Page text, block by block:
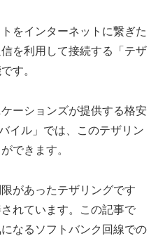
をインターネットに繋ぎた
を利用して接続する「テザ
す。
ーションズが提供する格安
イル」では、このテザリン
できます。
があったテザリングです
れています。この記事で
なるソフトバンク回線での